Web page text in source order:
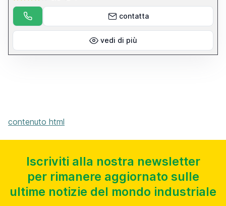
(opzione): mm / giro 3 VELOCITÀ: 0.05 - 0.1 - 0,2 mm/giro Discesa
automatica con frizione elettromagnetica: mm / giro 3 VELOCITÀ:
0.05 - 0.1 - 0,2 mm / giro Diametro colonna: mm 123 Tavola: TC -
PGM - TR Trasmissione: Inverter Velocità mandrino: rpm 45-900 /
110-2.150 Potenza motore (380 V 50 Hz): KW 2.2 Interasse tra 2
cave a “T”: mm 125 Larghezza delle cave a “T”: mm 14 Tavola croce:
corsa long. manuale asse X: mm 425 Tavola croce: avanzamento
contatta
vedi di più
contenuto html
Iscriviti alla nostra newsletter
per rimanere aggiornato sulle
ultime notizie del mondo industriale